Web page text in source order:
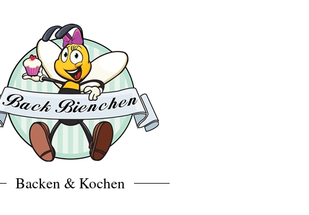
Backen & Kochen